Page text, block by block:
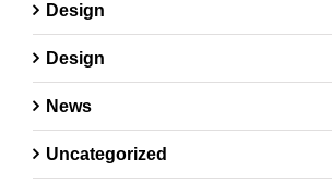
Design
Design
News
Uncategorized